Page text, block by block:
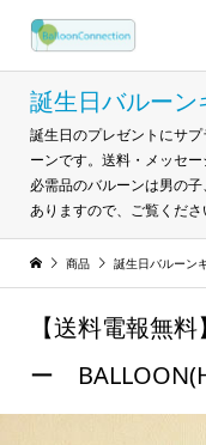
誕生日バルーン
誕生日のプレゼントにサ
ーンです。送料・メッセ
必需品のバルーンは男の
ありますので、ご覧くださ
商品 誕生日バルーン
【送料電報無
ー